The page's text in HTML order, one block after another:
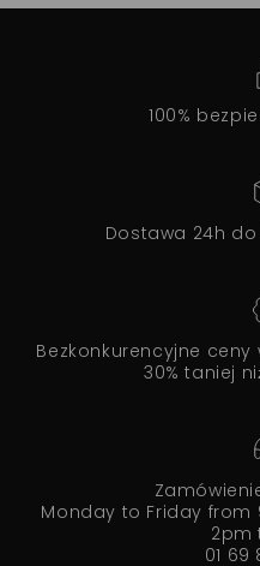
100%
Dostawa 24h do
Bezkonkurencyjne
30% taniej
Monday to Friday from
2pm
01 69